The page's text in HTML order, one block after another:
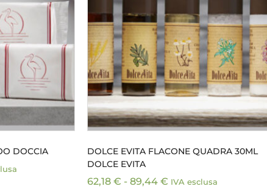
DOCCIA
DOLCE EVITA FLACONE QUADRA 30ML
DOLCE EVITA
62,18 € - 89,44 € IVA esclusa